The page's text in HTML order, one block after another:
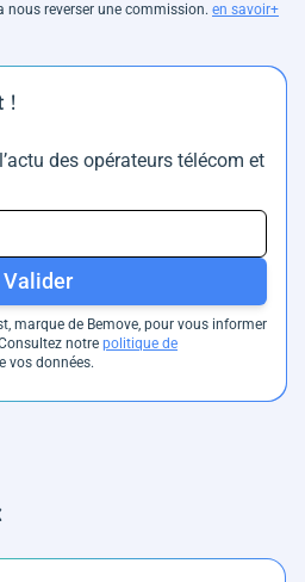
nous reverser une commission. en savoir+
!
des opérateurs télécom et
Valider
marque de Bemove, pour vous informer
notre politique de
vos données.